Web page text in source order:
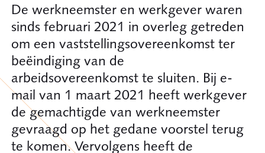
De werkneemster en werkgever waren
sinds februari 2021 in overleg getreden
om een vaststellingsovereenkomst ter
beëindiging van de
arbeidsovereenkomst te sluiten. Bij e-
mail van 1 maart 2021 heeft werkgever
de gemachtigde van werkneemster
gevraagd op het gedane voorstel terug
te komen. Vervolgens heeft de